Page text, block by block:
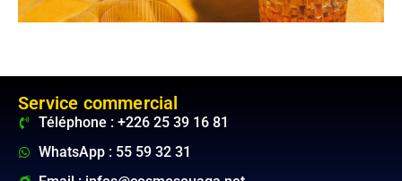
Service commercial
Téléphone : +226 25 39 16 81
WhatsApp : 55 59 32 31